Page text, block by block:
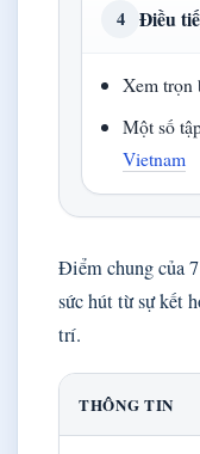
4 Điều
Xem trọn
Một số
Vietnam
Điểm chung của
sức hút từ sự kết
trí.
THÔNG TIN